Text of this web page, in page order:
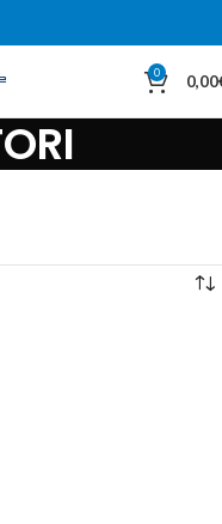
0 0,00